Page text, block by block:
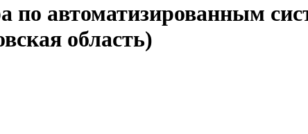
по автоматизированным
область)